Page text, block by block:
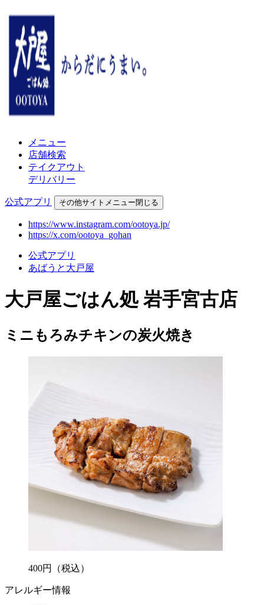
メニュー
店舗検索
テイクアウト
デリバリー
公式アプリ その他サイトメニュー閉じる
https://www.instagram.com/ootoya.jp/
https://x.com/ootoya_gohan
公式アプリ
あばうと大戸屋
大戸屋ごはん処 岩手宮古店
ミニもろみチキンの炭火焼き
400円 （税込）
アレルギー情報